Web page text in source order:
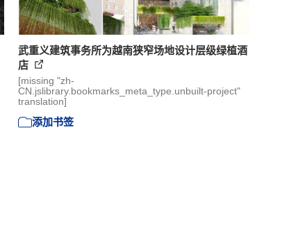
武重义建筑事务所为越南狭窄场地设计层级绿植酒
店
[missing "zh-
CN.jslibrary.bookmarks_meta_type.unbuilt-project"
translation]
添加书签